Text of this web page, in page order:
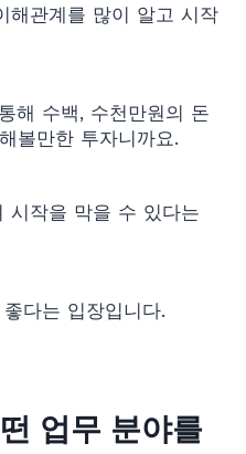
해관계를 많이 알고 시작
해 수백, 수천만원의 돈
볼만한 투자니까요.
시작을 막을 수 있다는
다는 입장입니다.
업무 분야를